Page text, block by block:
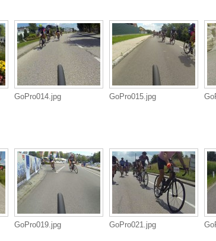
GoPro014.jpg GoPro015.jpg
GoPro019.jpg GoPro021.jpg